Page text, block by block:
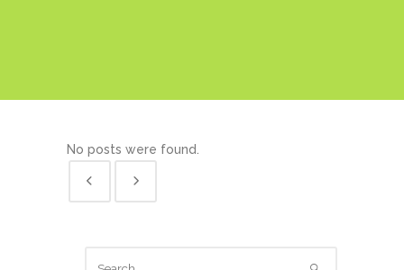
No posts were found.